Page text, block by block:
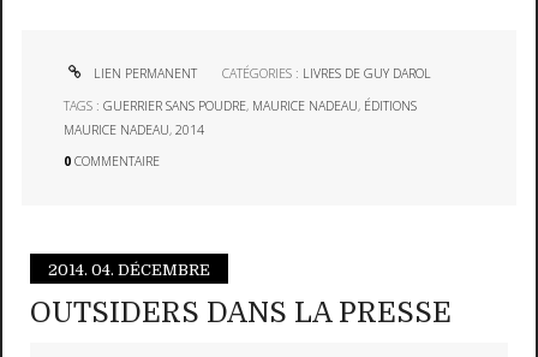
LIEN PERMANENT CATÉGORIES : LIVRES DE GUY DAROL
TAGS :GUERRIER SANS POUDRE, MAURICE NADEAU, ÉDITIONS
MAURICE NADEAU,2014
0 COMMENTAIRE
2014. 04. DÉCEMBRE
OUTSIDERS DANS LA PRESSE